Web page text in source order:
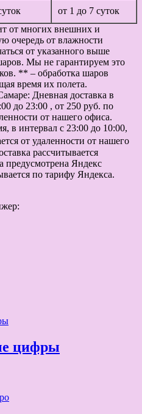
от 1 до 7 суток
от многих внешних и
очередь от влажности
от указанного выше
Мы не гарантируем это
** – обработка шаров
время их полета.
Дневная доставка в
до 23:00 , от 250 руб. по
от нашего офиса.
в интервал с 23:00 до 10:00,
от удаленности от нашего
рассчитывается
предусмотрена Яндекс
по тарифу Яндекса.
цифры